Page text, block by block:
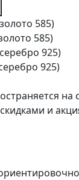
585)
585)
925)
925)
на
и